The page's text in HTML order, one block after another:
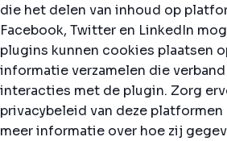
die het delen van inhoud op
Facebook, Twitter en LinkedIn
plugins kunnen cookies plaatsen
informatie verzamelen die
interacties met de plugin. Zorg
privacybeleid van deze
meer informatie over hoe zij